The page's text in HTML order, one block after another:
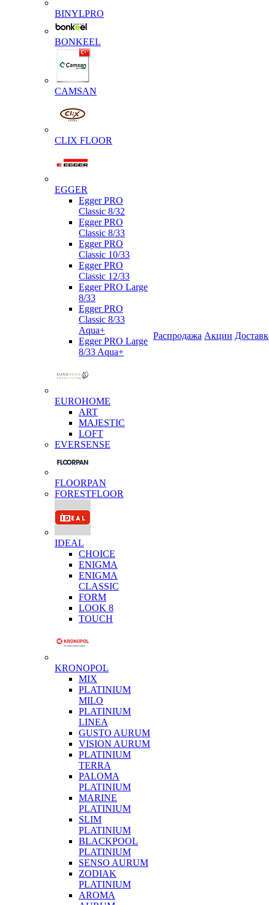
BINYLPRO
BONKEEL
CAMSAN
CLIX FLOOR
EGGER
Egger PRO
Classic 8/32
Egger PRO
Classic 8/33
Egger PRO
Classic 10/33
Egger PRO
Classic 12/33
Egger PRO Large
8/33
Egger PRO
Classic 8/33
Aqua+
Egger PRO Large
8/33 Aqua+
EUROHOME
ART
MAJESTIC
LOFT
EVERSENSE
FLOORPAN
FORESTFLOOR
IDEAL
CHOICE
ENIGMA
ENIGMA
CLASSIC
FORM
LOOK 8
TOUCH
KRONOPOL
MIX
PLATINIUM
MILO
PLATINIUM
LINEA
GUSTO AURUM
VISION AURUM
PLATINIUM
TERRA
PALOMA
PLATINIUM
MARINE
PLATINIUM
SLIM
PLATINIUM
BLACKPOOL
PLATINIUM
SENSO AURUM
ZODIAK
PLATINIUM
AROMA
Распродажа Акции